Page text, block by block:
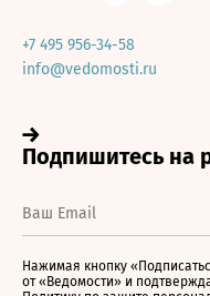
+7 495 956-34-58
info@vedomosti.ru
Нажимая кнопку
от «Ведомости» и